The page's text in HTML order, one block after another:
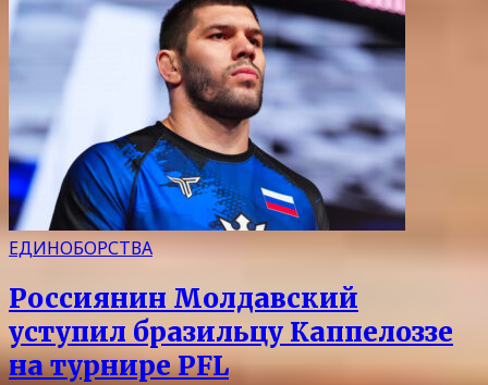
ЕДИНОБОРСТВА
Россиянин Молдавский
уступил бразильцу Каппелоззе
на турнире PFL